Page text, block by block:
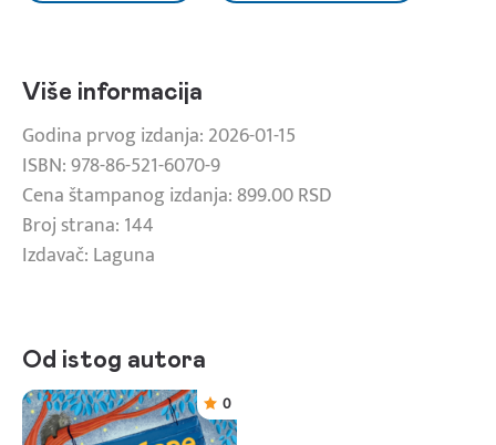
Više informacija
Godina prvog izdanja: 2026-01-15
ISBN: 978-86-521-6070-9
Cena štampanog izdanja: 899.00 RSD
Broj strana: 144
Izdavač: Laguna
Od istog autora
0